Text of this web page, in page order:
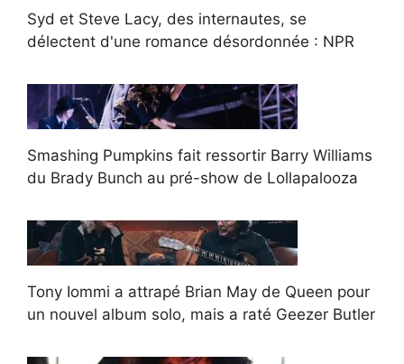
Syd et Steve Lacy, des internautes, se
délectent d'une romance désordonnée : NPR
Smashing Pumpkins fait ressortir Barry Williams
du Brady Bunch au pré-show de Lollapalooza
Tony Iommi a attrapé Brian May de Queen pour
un nouvel album solo, mais a raté Geezer Butler